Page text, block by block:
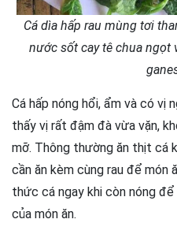
Cá dìa hấp rau mùng tơi
nước sốt cay tê chua ngọt
Cá hấp nóng hổi, ẩm và có vị
thấy vị rất đậm đà vừa vặn,
mỡ. Thông thường ăn thịt cá
cần ăn kèm cùng rau để món
thức cá ngay khi còn nóng
của món ăn.